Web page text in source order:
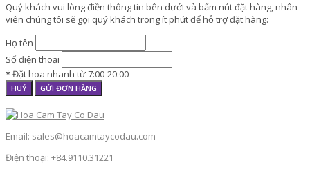
Quý khách vui lòng điền thông tin bên dưới và bấm nút đặt hàng, nhân
viên chúng tôi sẽ gọi quý khách trong ít phút để hỗ trợ đặt hàng:
Họ tên
Số điện thoại
* Đặt hoa nhanh từ 7:00-20:00
HUỶ GỬI ĐƠN HÀNG
Email: sales@hoacamtaycodau.com
Điện thoại: +84.9110.31221